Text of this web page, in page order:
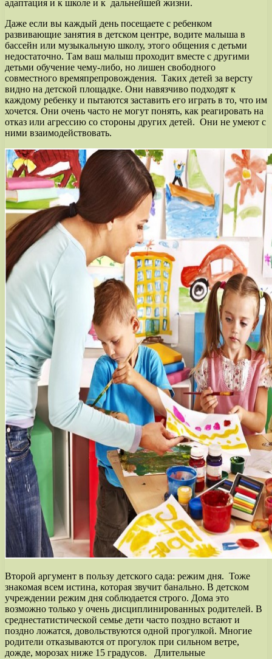
адаптация и к школе и к дальнейшей жизни.
Даже если вы каждый день посещаете с ребенком
развивающие занятия в детском центре, водите малыша в
бассейн или музыкальную школу, этого общения с детьми
недостаточно. Там ваш малыш проходит вместе с другими
детьми обучение чему-либо, но лишен свободного
совместного времяпрепровождения. Таких детей за версту
видно на детской площадке. Они навязчиво подходят к
каждому ребенку и пытаются заставить его играть в то, что им
хочется. Они очень часто не могут понять, как реагировать на
отказ или агрессию со стороны других детей. Они не умеют с
ними взаимодействовать.
Второй аргумент в пользу детского сада: режим дня. Тоже
знакомая всем истина, которая звучит банально. В детском
учреждении режим дня соблюдается строго. Дома это
возможно только у очень дисциплинированных родителей. В
среднестатистической семье дети часто поздно встают и
поздно ложатся, довольствуются одной прогулкой. Многие
родители отказываются от прогулок при сильном ветре,
дожде, морозах ниже 15 градусов. Длительные